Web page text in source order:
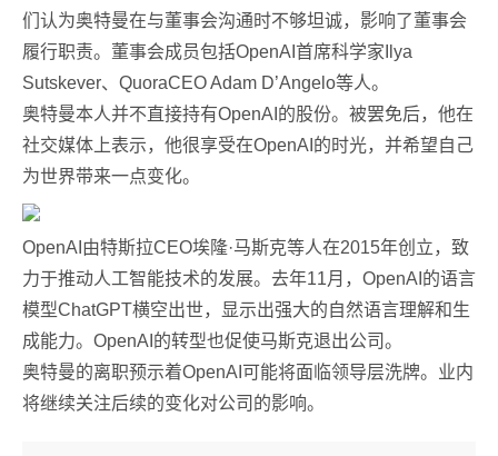
们认为奥特曼在与董事会沟通时不够坦诚，影响了董事会
履行职责。董事会成员包括OpenAI首席科学家Ilya
Sutskever、QuoraCEO Adam D’Angelo等人。
奥特曼本人并不直接持有OpenAI的股份。被罢免后，他在
社交媒体上表示，他很享受在OpenAI的时光，并希望自己
为世界带来一点变化。
OpenAI由特斯拉CEO埃隆·马斯克等人在2015年创立，致
力于推动人工智能技术的发展。去年11月，OpenAI的语言
模型ChatGPT横空出世，显示出强大的自然语言理解和生
成能力。OpenAI的转型也促使马斯克退出公司。
奥特曼的离职预示着OpenAI可能将面临领导层洗牌。业内
将继续关注后续的变化对公司的影响。